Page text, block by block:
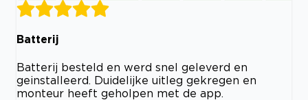
Batterij
Batterij besteld en werd snel geleverd en
geinstalleerd. Duidelijke uitleg gekregen en
monteur heeft geholpen met de app.